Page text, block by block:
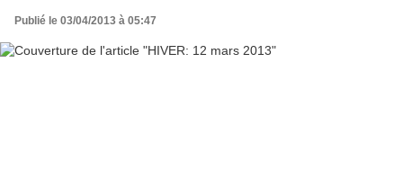
Publié le 03/04/2013 à 05:47